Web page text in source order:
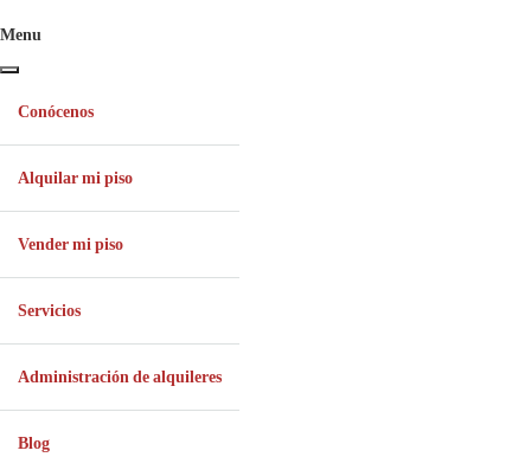
Menu
Conócenos
Alquilar mi piso
Vender mi piso
Servicios
Administración de alquileres
Blog